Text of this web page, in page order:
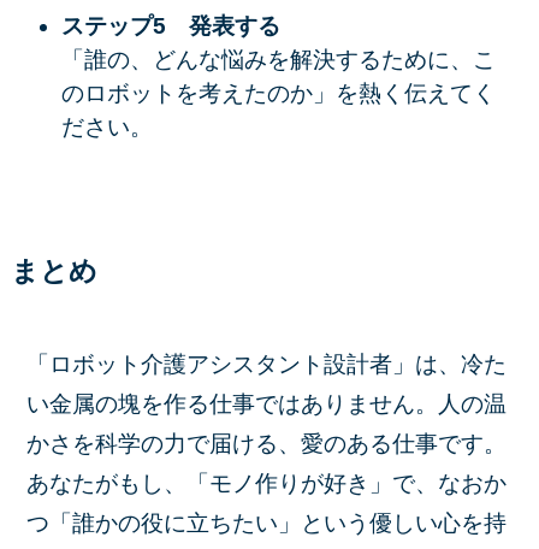
ステップ5 発表する
「誰の、どんな悩みを解決するために、こ
のロボットを考えたのか」を熱く伝えてく
ださい。
まとめ
「ロボット介護アシスタント設計者」は、冷た
い金属の塊を作る仕事ではありません。人の温
かさを科学の力で届ける、愛のある仕事です。
あなたがもし、「モノ作りが好き」で、なおか
つ「誰かの役に立ちたい」という優しい心を持